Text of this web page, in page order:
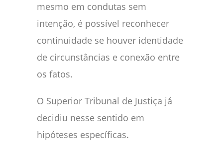
mesmo em condutas sem
intenção, é possível reconhecer
continuidade se houver identidade
de circunstâncias e conexão entre
os fatos.
O Superior Tribunal de Justiça já
decidiu nesse sentido em
hipóteses específicas.